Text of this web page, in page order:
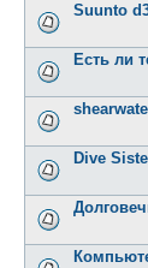
Suunto
Есть ли
Dive